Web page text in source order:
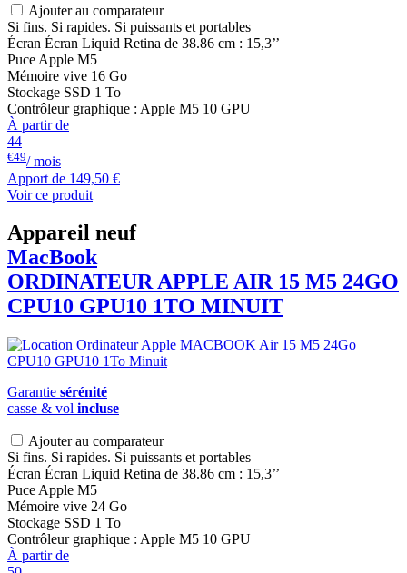
Ajouter au comparateur
Si fins. Si rapides. Si puissants et portables
Écran Écran Liquid Retina de 38.86 cm : 15,3’’
Puce Apple M5
Mémoire vive 16 Go
Stockage SSD 1 To
Contrôleur graphique : Apple M5 10 GPU
À partir de
44
€49/ mois
Apport de 149,50 €
Voir ce produit
Appareil neuf
MacBook
ORDINATEUR APPLE AIR 15 M5 24GO
CPU10 GPU10 1TO MINUIT
Garantie sérénité
casse & vol incluse
Ajouter au comparateur
Si fins. Si rapides. Si puissants et portables
Écran Écran Liquid Retina de 38.86 cm : 15,3’’
Puce Apple M5
Mémoire vive 24 Go
Stockage SSD 1 To
Contrôleur graphique : Apple M5 10 GPU
À partir de